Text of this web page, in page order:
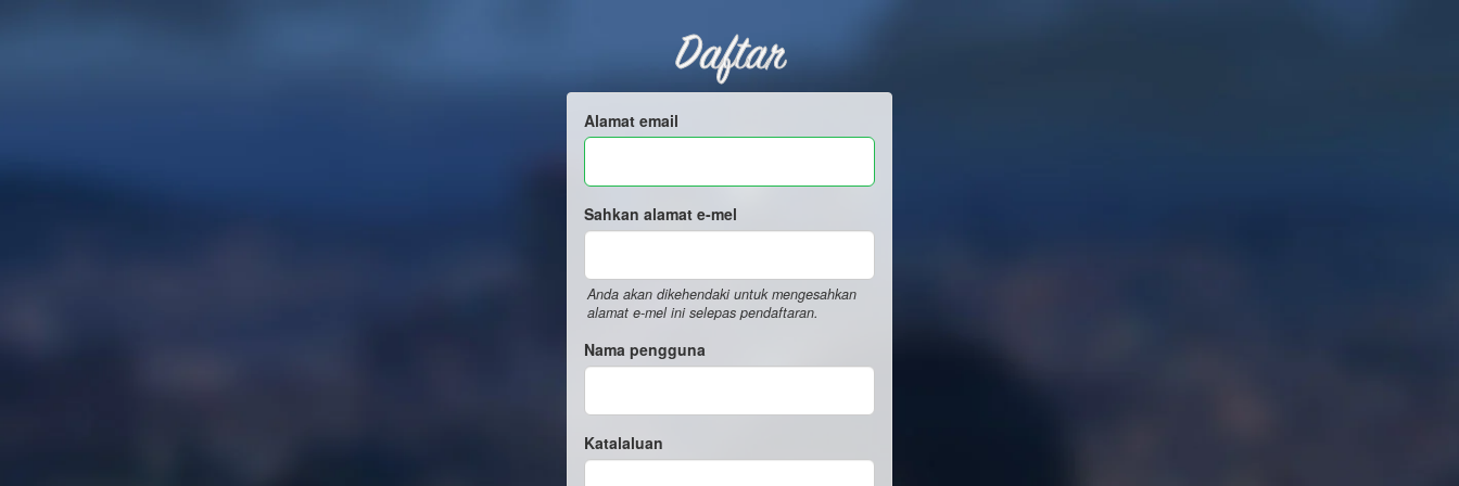
Daftar
Alamat email
Sahkan alamat e-mel
Anda akan dikehendaki untuk mengesahkan
alamat e-mel ini selepas pendaftaran.
Nama pengguna
Katalaluan